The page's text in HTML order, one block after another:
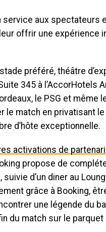
service aux spectateurs
offrir une expérience
préféré, théâtre
345 à l’AccorHotels
le PSG et même
le match en privatisant
d’hôte exceptionnelle.
activations de
propose de
d’un diner au
grâce à Booking,
une légende du
du match sur le parquet